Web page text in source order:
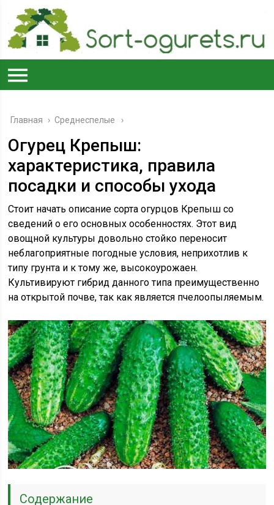
Главная › Среднеспелые
Огурец Крепыш:
характеристика, правила
посадки и способы ухода
Стоит начать описание сорта огурцов Крепыш со
сведений о его основных особенностях. Этот вид
овощной культуры довольно стойко переносит
неблагоприятные погодные условия, неприхотлив к
типу грунта и к тому же, высокоурожаен.
Культивируют гибрид данного типа преимущественно
на открытой почве, так как является пчелоопыляемым.
Содержание